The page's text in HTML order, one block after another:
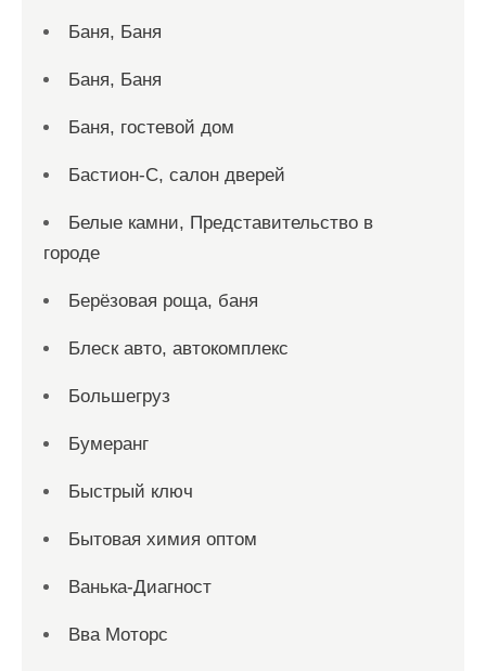
Баня, Баня
Баня, Баня
Баня, гостевой дом
Бастион-С, салон дверей
Белые камни, Представительство в
городе
Берёзовая роща, баня
Блеск авто, автокомплекс
Большегруз
Бумеранг
Быстрый ключ
Бытовая химия оптом
Ванька-Диагност
Вва Моторс